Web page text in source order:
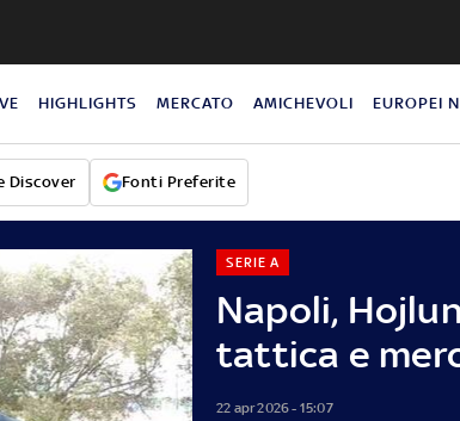
HIGHLIGHTS MERCATO AMICHEVOLI EUROPEI
Discover Fonti Preferite
Napoli,
tattica e
SERIE A
22 apr 2026 - 15:07